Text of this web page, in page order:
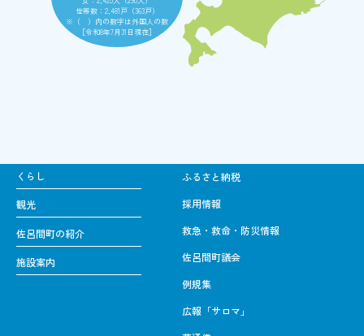
世帯数：2,481戸（363戸）
※（ ）内の数字は外国人の数
［令和8年7月31日現在］
くらし
観光
佐呂間町の紹介
施設案内
ふるさと納税
採用情報
救急・救命・防災情報
佐呂間町議会
例規集
広報「サロマ」